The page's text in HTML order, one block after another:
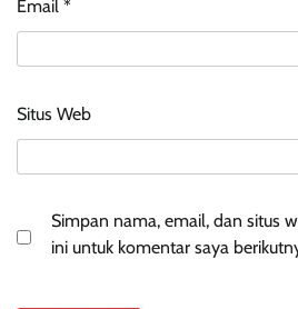
Email *
Situs Web
Simpan nama, email, dan situs
ini untuk komentar saya